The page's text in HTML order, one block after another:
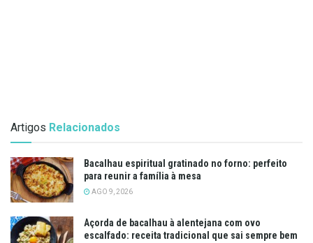
Artigos Relacionados
Bacalhau espiritual gratinado no forno: perfeito
para reunir a família à mesa
AGO 9, 2026
Açorda de bacalhau à alentejana com ovo
escalfado: receita tradicional que sai sempre bem